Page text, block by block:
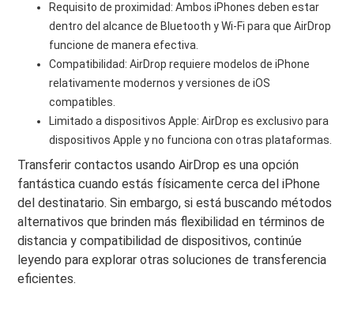
Requisito de proximidad: Ambos iPhones deben estar
dentro del alcance de Bluetooth y Wi-Fi para que AirDrop
funcione de manera efectiva.
Compatibilidad: AirDrop requiere modelos de iPhone
relativamente modernos y versiones de iOS
compatibles.
Limitado a dispositivos Apple: AirDrop es exclusivo para
dispositivos Apple y no funciona con otras plataformas.
Transferir contactos usando AirDrop es una opción
fantástica cuando estás físicamente cerca del iPhone
del destinatario. Sin embargo, si está buscando métodos
alternativos que brinden más flexibilidad en términos de
distancia y compatibilidad de dispositivos, continúe
leyendo para explorar otras soluciones de transferencia
eficientes.